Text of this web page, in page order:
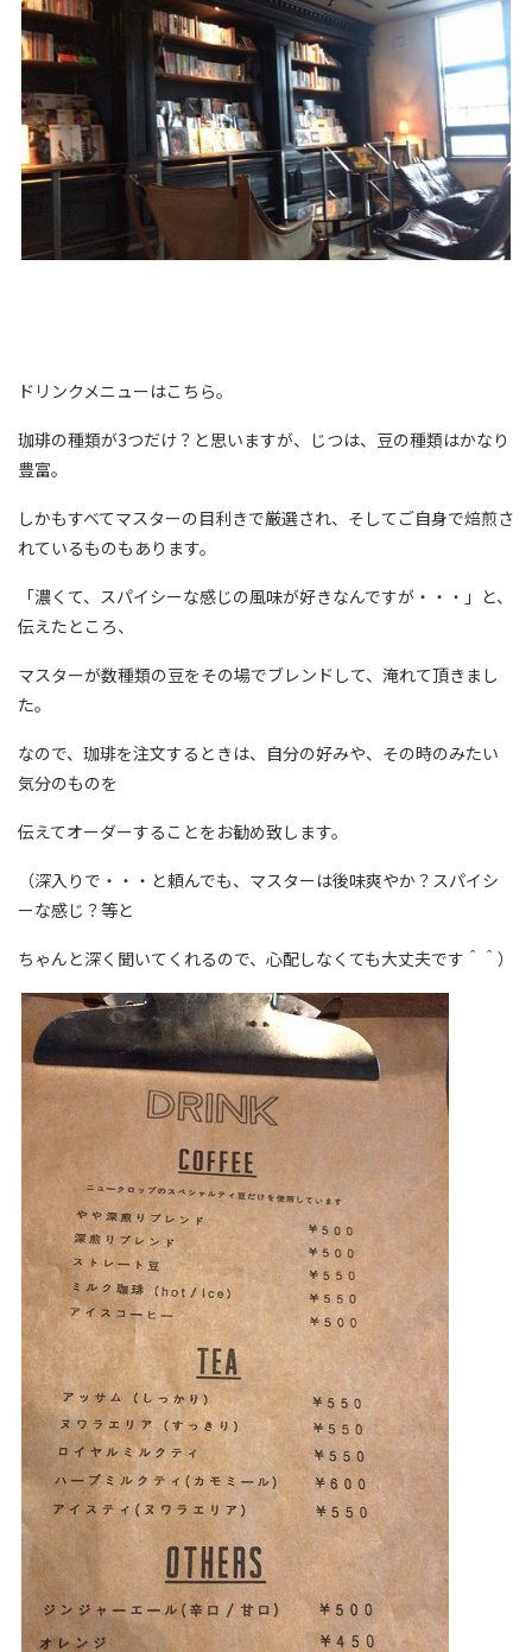
ドリンクメニューはこちら。
珈琲の種類が3つだけ？と思いますが、じつは、豆の種類はかなり
豊富。
しかもすべてマスターの目利きで厳選され、そしてご自身で焙煎さ
れているものもあります。
「濃くて、スパイシーな感じの風味が好きなんですが・・・」と、
伝えたところ、
マスターが数種類の豆をその場でブレンドして、淹れて頂きまし
た。
なので、珈琲を注文するときは、自分の好みや、その時のみたい
気分のものを
伝えてオーダーすることをお勧め致します。
（深入りで・・・と頼んでも、マスターは後味爽やか？スパイシ
ーな感じ？等と
ちゃんと深く聞いてくれるので、心配しなくても大丈夫です＾＾）